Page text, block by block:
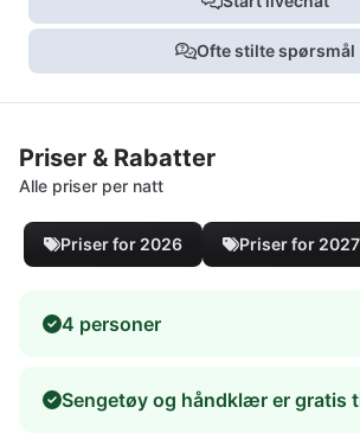
Ofte stilte spørsmål
Priser & Rabatter
Alle priser per natt
Priser for 2026 Priser for 2027
4 personer
Sengetøy og håndklær er gratis